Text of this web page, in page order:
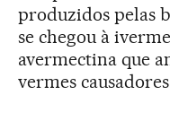
produzidos pelas
se chegou à
avermectina que
vermes